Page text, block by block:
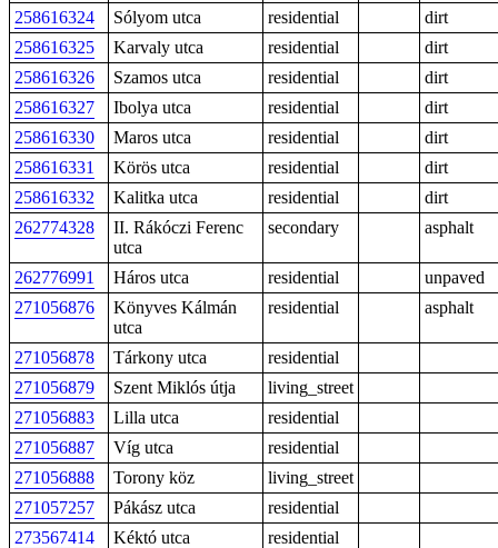
258616324
Sólyom utca residential
dirt
258616325
Karvaly utca residential
dirt
258616326
Szamos utca residential
dirt
258616327
Ibolya utca residential
dirt
258616330
Maros utca residential
dirt
258616331
Körös utca residential
dirt
258616332
Kalitka utca residential
dirt
262774328
II. Rákóczi Ferenc
utca
secondary asphalt
262776991 Háros utca residential
unpaved
271056876
Könyves Kálmán
utca
residential asphalt
271056878 Tárkony utca
residential
271056879
Szent Miklós útja
living_street
271056883
Lilla utca
residential
271056887
Víg utca
residential
271056888
Torony köz
living_street
271057257
Pákász utca
residential
273567414
Kéktó utca
residential